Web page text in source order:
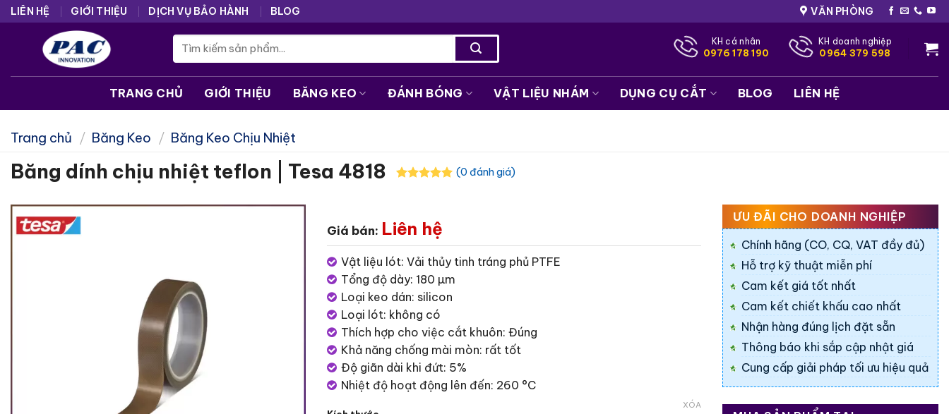
Skip
to
content
LIÊN HỆ GIỚI THIỆU DỊCH VỤ BẢO HÀNH BLOG VĂN PHÒNG
Tìm
kiếm:
KH cá nhân
0976 178 190
KH doanh nghiệp
0964 379 598
TRANG CHỦ GIỚI THIỆU BĂNG KEO ĐÁNH BÓNG VẬT LIỆU NHÁM DỤNG CỤ CẮT BLOG LIÊN HỆ
Trang chủ / Băng Keo / Băng Keo Chịu Nhiệt
Băng dính chịu nhiệt teflon | Tesa 4818 (0 đánh giá)
Giá bán: Liên hệ
Vật liệu lót: Vải thủy tinh tráng phủ PTFE
Tổng độ dày: 180 µm​
Loại keo dán: silicon
Loại lót: không có
Thích hợp cho việc cắt khuôn: Đúng
Khả năng chống mài mòn: rất tốt
Độ giãn dài khi đứt: 5%
Nhiệt độ hoạt động lên đến: 260 °C
XÓA
ƯU ĐÃI CHO DOANH NGHIỆP
Chính hãng (CO, CQ, VAT đầy đủ)
Hỗ trợ kỹ thuật miễn phí
Cam kết giá tốt nhất
Cam kết chiết khấu cao nhất
Nhận hàng đúng lịch đặt sẵn
Thông báo khi sắp cập nhật giá
Cung cấp giải pháp tối ưu hiệu quả